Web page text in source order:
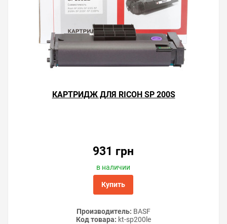
КАРТРИДЖ ДЛЯ RICOH SP 200S
931 грн
в наличии
Купить
Производитель: BASF
Код товара: kt-sp200le